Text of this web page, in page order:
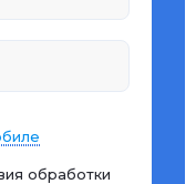
обработки